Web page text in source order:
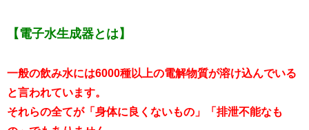
【電子水生成器とは】
一般の飲み水には6000種以上の電解物質が溶け込んでいる
と言われています。
それらの全てが「身体に良くないもの」「排泄不能なも